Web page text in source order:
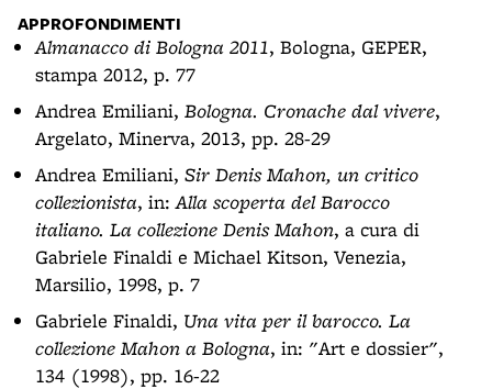
APPROFONDIMENTI
Almanacco di Bologna 2011, Bologna, GEPER,
stampa 2012, p. 77
Andrea Emiliani, Bologna. Cronache dal vivere,
Argelato, Minerva, 2013, pp. 28-29
Andrea Emiliani, Sir Denis Mahon, un critico
collezionista, in:Alla scoperta del Barocco
italiano. La collezione Denis Mahon, a cura di
Gabriele Finaldi e Michael Kitson, Venezia,
Marsilio, 1998, p. 7
Gabriele Finaldi, Una vita per il barocco. La
collezione Mahon a Bologna, in: "Art e dossier",
134 (1998), pp. 16-22